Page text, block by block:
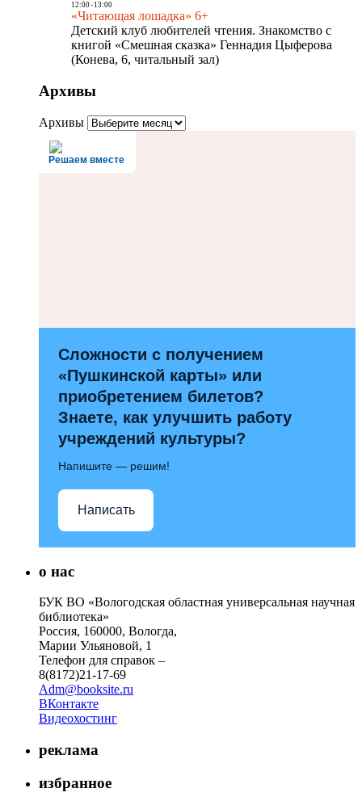
12:00- 13:00
«Читающая лошадка» 6+
Детский клуб любителей чтения. Знакомство с
книгой «Смешная сказка» Геннадия Цыферова
(Конева, 6, читальный зал)
Архивы
Архивы
Решаем вместе
Сложности с получением
«Пушкинской карты» или
приобретением билетов?
Знаете, как улучшить работу
учреждений культуры?
Напишите — решим!
Написать
о нас
БУК ВО «Вологодская областная универсальная научная
библиотека»
Россия, 160000, Вологда,
Марии Ульяновой, 1
Телефон для справок –
8(8172)21-17-69
Adm@booksite.ru
ВКонтакте
Видеохостинг
реклама
избранное